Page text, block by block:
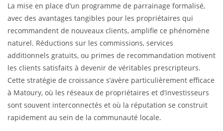
La mise en place d’un programme de parrainage formalisé,
avec des avantages tangibles pour les propriétaires qui
recommandent de nouveaux clients, amplifie ce phénomène
naturel. Réductions sur les commissions, services
additionnels gratuits, ou primes de recommandation motivent
les clients satisfaits à devenir de véritables prescripteurs.
Cette stratégie de croissance s’avère particulièrement efficace
à Matoury, où les réseaux de propriétaires et d’investisseurs
sont souvent interconnectés et où la réputation se construit
rapidement au sein de la communauté locale.